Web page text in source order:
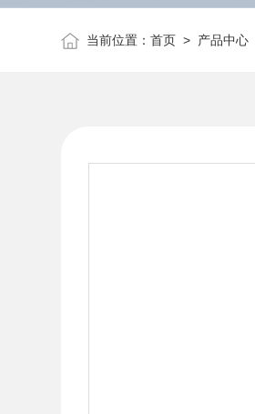
当前位置：首页 > 产品中心